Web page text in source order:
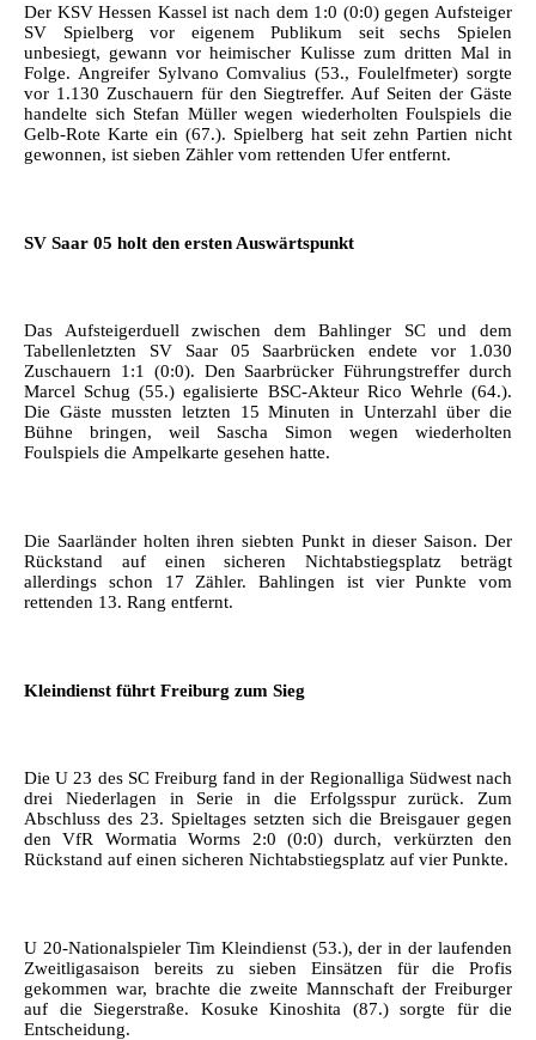
Der KSV Hessen Kassel ist nach dem 1:0 (0:0) gegen Aufsteiger
SV Spielberg vor eigenem Publikum seit sechs Spielen
unbesiegt, gewann vor heimischer Kulisse zum dritten Mal in
Folge. Angreifer Sylvano Comvalius (53., Foulelfmeter) sorgte
vor 1.130 Zuschauern für den Siegtreffer. Auf Seiten der Gäste
handelte sich Stefan Müller wegen wiederholten Foulspiels die
Gelb-Rote Karte ein (67.). Spielberg hat seit zehn Partien nicht
gewonnen, ist sieben Zähler vom rettenden Ufer entfernt.
SV Saar 05 holt den ersten Auswärtspunkt
Das Aufsteigerduell zwischen dem Bahlinger SC und dem
Tabellenletzten SV Saar 05 Saarbrücken endete vor 1.030
Zuschauern 1:1 (0:0). Den Saarbrücker Führungstreffer durch
Marcel Schug (55.) egalisierte BSC-Akteur Rico Wehrle (64.).
Die Gäste mussten letzten 15 Minuten in Unterzahl über die
Bühne bringen, weil Sascha Simon wegen wiederholten
Foulspiels die Ampelkarte gesehen hatte.
Die Saarländer holten ihren siebten Punkt in dieser Saison. Der
Rückstand auf einen sicheren Nichtabstiegsplatz beträgt
allerdings schon 17 Zähler. Bahlingen ist vier Punkte vom
rettenden 13. Rang entfernt.
Kleindienst führt Freiburg zum Sieg
Die U 23 des SC Freiburg fand in der Regionalliga Südwest nach
drei Niederlagen in Serie in die Erfolgsspur zurück. Zum
Abschluss des 23. Spieltages setzten sich die Breisgauer gegen
den VfR Wormatia Worms 2:0 (0:0) durch, verkürzten den
Rückstand auf einen sicheren Nichtabstiegsplatz auf vier Punkte.
U 20-Nationalspieler Tim Kleindienst (53.), der in der laufenden
Zweitligasaison bereits zu sieben Einsätzen für die Profis
gekommen war, brachte die zweite Mannschaft der Freiburger
auf die Siegerstraße. Kosuke Kinoshita (87.) sorgte für die
Entscheidung.